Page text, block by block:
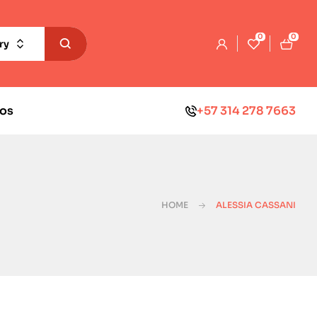
0 0
+57 314 278 7663
HOME ALESSIA CASSANI